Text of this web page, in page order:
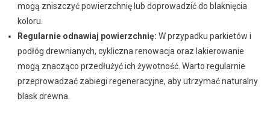
mogą zniszczyć powierzchnię lub doprowadzić do blaknięcia
koloru.
Regularnie odnawiaj powierzchnię: W przypadku parkietów i
podłóg drewnianych, cykliczna renowacja oraz lakierowanie
mogą znacząco przedłużyć ich żywotność. Warto regularnie
przeprowadzać zabiegi regeneracyjne, aby utrzymać naturalny
blask drewna.